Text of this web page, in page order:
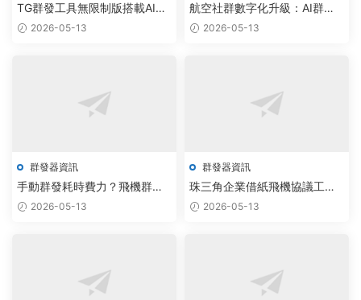
TG群發工具無限制版搭載AI調
度，雲原生技術驅動通訊采集
2026-05-13
航空社群數字化升級：AI群發
與TG監聽工具驅動運營革新
2026-05-13
群發器資訊
手動群發耗時費力？飛機群發
器AI智能調度方案實現效率躍
2026-05-13
群發器資訊
珠三角企業借紙飛機協議工具
實現通訊自動化升級
2026-05-13